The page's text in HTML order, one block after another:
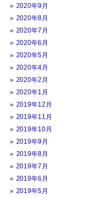
2020年9月
2020年8月
2020年7月
2020年6月
2020年5月
2020年4月
2020年2月
2020年1月
2019年12月
2019年11月
2019年10月
2019年9月
2019年8月
2019年7月
2019年6月
2019年5月